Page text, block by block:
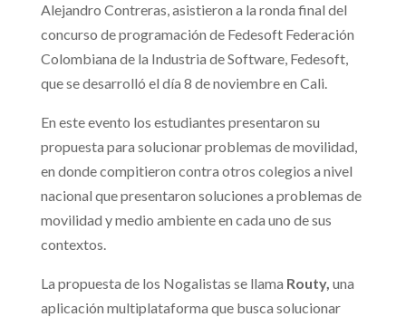
Alejandro Contreras, asistieron a la ronda final del
concurso de programación de Fedesoft Federación
Colombiana de la Industria de Software, Fedesoft,
que se desarrolló el día 8 de noviembre en Cali.
En este evento los estudiantes presentaron su
propuesta para solucionar problemas de movilidad,
en donde compitieron contra otros colegios a nivel
nacional que presentaron soluciones a problemas de
movilidad y medio ambiente en cada uno de sus
contextos.
La propuesta de los Nogalistas se llama Routy, una
aplicación multiplataforma que busca solucionar